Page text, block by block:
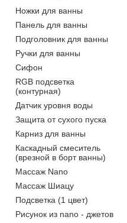
Ножки для ванны
Панель для ванны
Подголовник для ванны
Ручки для ванны
Сифон
RGB подсветка
(контурная)
Датчик уровня воды
Защита от сухого пуска
Карниз для ванны
Каскадный смеситель
(врезной в борт ванны)
Массаж Nano
Массаж Шиацу
Подсветка (1 цвет)
Рисунок из nano - джетов